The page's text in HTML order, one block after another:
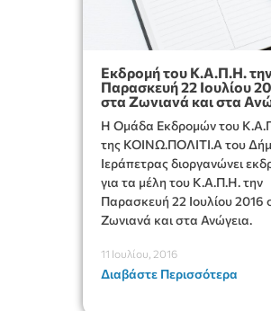
Εκδρομή του Κ.Α.Π.Η.
Παρασκευή 22 Ιουλίου
στα Ζωνιανά και στα
Η Ομάδα Εκδρομών του
της ΚΟΙΝΩ.ΠΟΛΙΤΙ.Α του
Ιεράπετρας διοργανώνει
για τα μέλη του Κ.Α.Π.Η. την
Παρασκευή 22 Ιουλίου 2016
Ζωνιανά και στα Ανώγεια.
11 Ιουλίου, 2016
Διαβάστε Περισσότερα